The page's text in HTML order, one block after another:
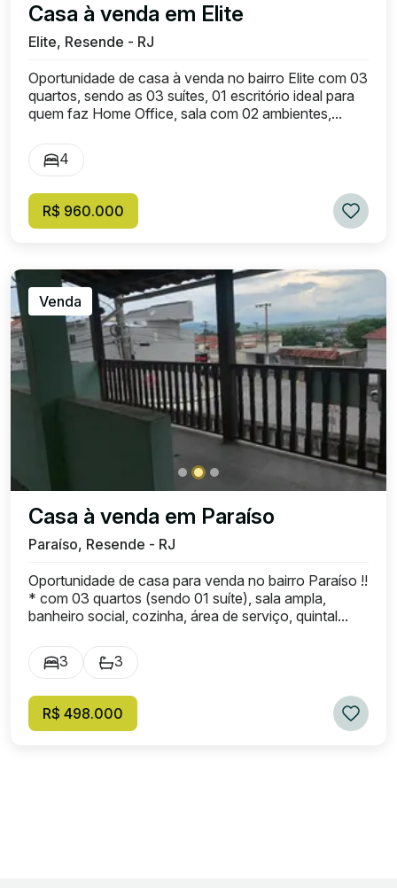
Casa à venda em Elite
Elite, Resende - RJ
Oportunidade de casa à venda no bairro Elite com 03
quartos, sendo as 03 suítes, 01 escritório ideal para
quem faz Home Office, sala com 02 ambientes,...
4
R$ 960.000
Venda
Casa à venda em Paraíso
Paraíso, Resende - RJ
Oportunidade de casa para venda no bairro Paraíso !!
* com 03 quartos (sendo 01 suíte), sala ampla,
banheiro social, cozinha, área de serviço, quintal...
3 3
R$ 498.000